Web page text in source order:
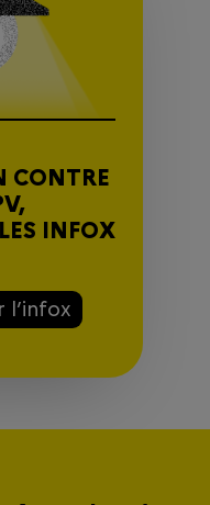
CONTRE
INFOX
l’infox